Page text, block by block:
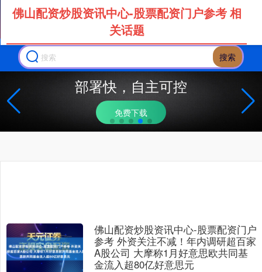
搜索
部署快，自主可控
免费下载
佛山配资炒股资讯中心-股票配资门户参考 相
关话题
佛山配资炒股资讯中心-股票配资门户
参考 外资关注不减！年内调研超百家
A股公司 大摩称1月好意思欧共同基
金流入超80亿好意思元